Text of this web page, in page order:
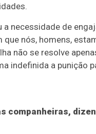
a necessidade de
que nós, homens,
não se resolve
indefinida a punição
companheiras,